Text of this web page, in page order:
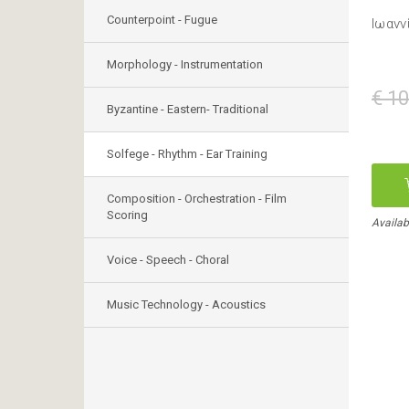
Counterpoint - Fugue
Morphology - Instrumentation
Byzantine - Eastern- Traditional
Solfege - Rhythm - Ear Training
Composition - Orchestration - Film
Scoring
Voice - Speech - Choral
Music Technology - Acoustics
€